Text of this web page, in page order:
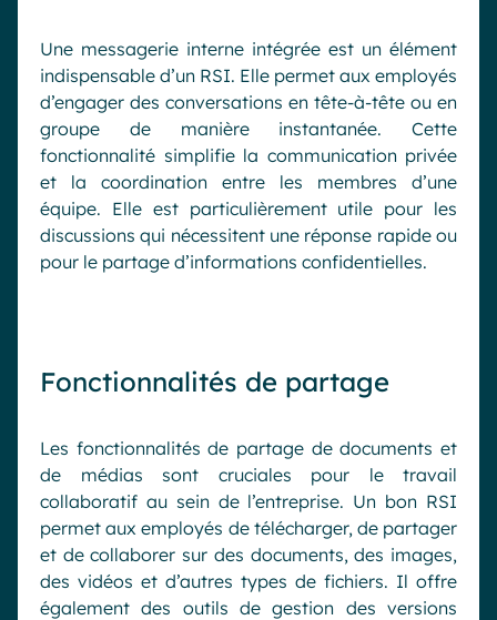
Une messagerie interne intégrée est un élément
indispensable d’un RSI. Elle permet aux employés
d’engager des conversations en tête-à-tête ou en
groupe de manière instantanée. Cette
fonctionnalité simplifie la communication privée
et la coordination entre les membres d’une
équipe. Elle est particulièrement utile pour les
discussions qui nécessitent une réponse rapide ou
pour le partage d’informations confidentielles.
Fonctionnalités de partage
Les fonctionnalités de partage de documents et
de médias sont cruciales pour le travail
collaboratif au sein de l’entreprise. Un bon RSI
permet aux employés de télécharger, de partager
et de collaborer sur des documents, des images,
des vidéos et d’autres types de fichiers. Il offre
également des outils de gestion des versions